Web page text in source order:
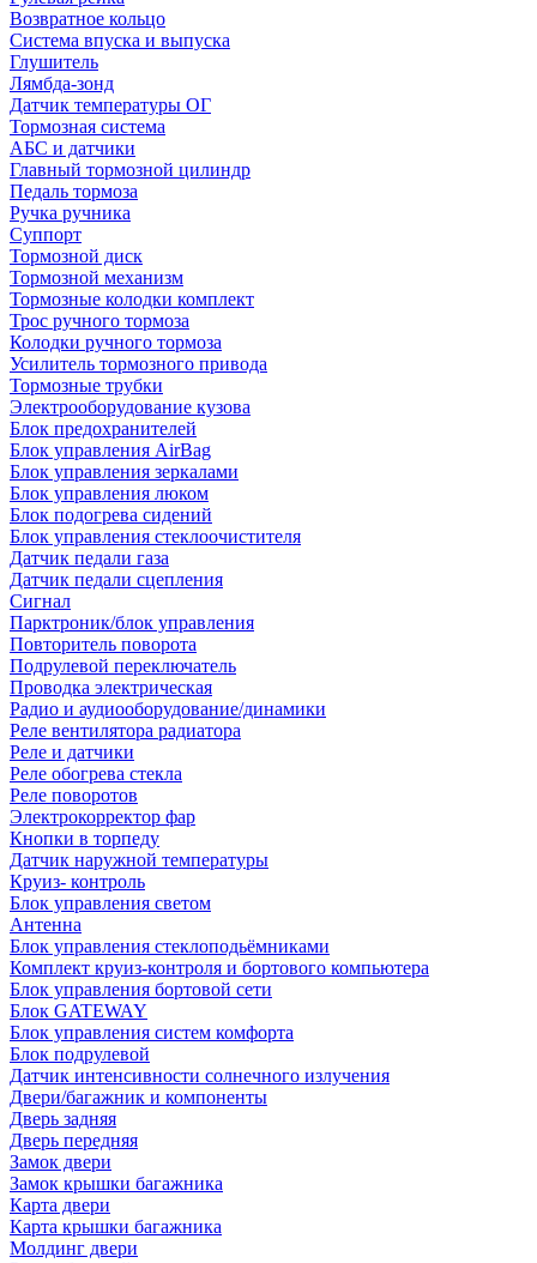
Возвратное кольцо
Система впуска и выпуска
Глушитель
Лямбда-зонд
Датчик температуры ОГ
Тормозная система
АБС и датчики
Главный тормозной цилиндр
Педаль тормоза
Ручка ручника
Суппорт
Тормозной диск
Тормозной механизм
Тормозные колодки комплект
Трос ручного тормоза
Колодки ручного тормоза
Усилитель тормозного привода
Тормозные трубки
Электрооборудование кузова
Блок предохранителей
Блок управления AirBag
Блок управления зеркалами
Блок управления люком
Блок подогрева сидений
Блок управления стеклоочистителя
Датчик педали газа
Датчик педали сцепления
Сигнал
Парктроник/блок управления
Повторитель поворота
Подрулевой переключатель
Проводка электрическая
Радио и аудиооборудование/динамики
Реле вентилятора радиатора
Реле и датчики
Реле обогрева стекла
Реле поворотов
Электрокорректор фар
Кнопки в торпеду
Датчик наружной температуры
Круиз- контроль
Блок управления светом
Антенна
Блок управления стеклоподьёмниками
Комплект круиз-контроля и бортового компьютера
Блок управления бортовой сети
Блок GATEWAY
Блок управления систем комфорта
Блок подрулевой
Датчик интенсивности солнечного излучения
Двери/багажник и компоненты
Дверь задняя
Дверь передняя
Замок двери
Замок крышки багажника
Карта двери
Карта крышки багажника
Молдинг двери